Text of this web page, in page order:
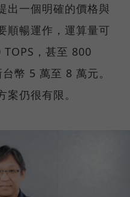
出一個明確的價格與
順暢運作，運算量可
，甚至 800
幣 5 萬至 8 萬元。
仍很有限。